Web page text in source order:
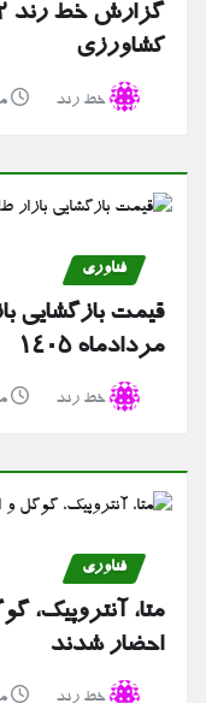
کشاورزی
خط رند
فناوری
مردادماه ۱۴۰۵
خط رند
فناوری
متا، آنتروپیک،
احضار شدند
خط رند